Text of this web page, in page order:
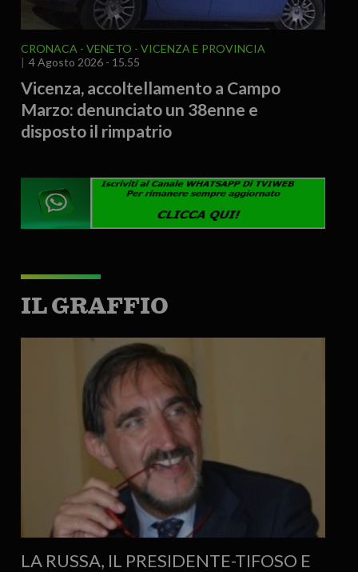
CRONACA VENETO
VICENZA E PROVINCIA
4 Agosto 2026 - 15.55
Vicenza, accoltellamento a Campo
Marzo: denunciato un 38enne e
disposto il rimpatrio
IL GRAFFIO
LA RUSSA, IL PRESIDENTE-TIFOSO E